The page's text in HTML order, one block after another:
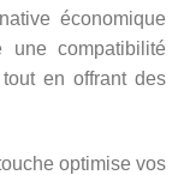
économique
une compatibilité
en offrant des
optimise vos